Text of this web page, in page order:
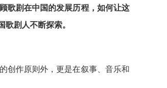
歌剧在中国的发展历程，如何让这
剧人不断探索。
作原则外，更是在叙事、音乐和